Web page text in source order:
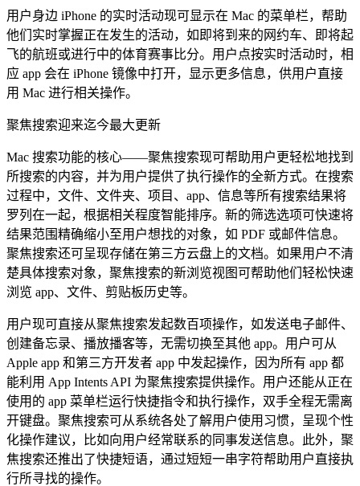
用户身边 iPhone 的实时活动现可显示在 Mac 的菜单栏，帮助
他们实时掌握正在发生的活动，如即将到来的网约车、即将起
飞的航班或进行中的体育赛事比分。用户点按实时活动时，相
应 app 会在 iPhone 镜像中打开，显示更多信息，供用户直接
用 Mac 进行相关操作。
聚焦搜索迎来迄今最大更新
Mac 搜索功能的核心——聚焦搜索现可帮助用户更轻松地找到
所搜索的内容，并为用户提供了执行操作的全新方式。在搜索
过程中，文件、文件夹、项目、app、信息等所有搜索结果将
罗列在一起，根据相关程度智能排序。新的筛选选项可快速将
结果范围精确缩小至用户想找的对象，如 PDF 或邮件信息。
聚焦搜索还可呈现存储在第三方云盘上的文档。如果用户不清
楚具体搜索对象，聚焦搜索的新浏览视图可帮助他们轻松快速
浏览 app、文件、剪贴板历史等。
用户现可直接从聚焦搜索发起数百项操作，如发送电子邮件、
创建备忘录、播放播客等，无需切换至其他 app。用户可从
Apple app 和第三方开发者 app 中发起操作，因为所有 app 都
能利用 App Intents API 为聚焦搜索提供操作。用户还能从正在
使用的 app 菜单栏运行快捷指令和执行操作，双手全程无需离
开键盘。聚焦搜索可从系统各处了解用户使用习惯，呈现个性
化操作建议，比如向用户经常联系的同事发送信息。此外，聚
焦搜索还推出了快捷短语，通过短短一串字符帮助用户直接执
行所寻找的操作。